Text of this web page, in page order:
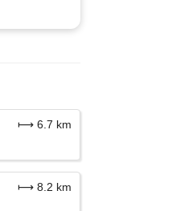
⟼ 6.7 km
⟼ 8.2 km